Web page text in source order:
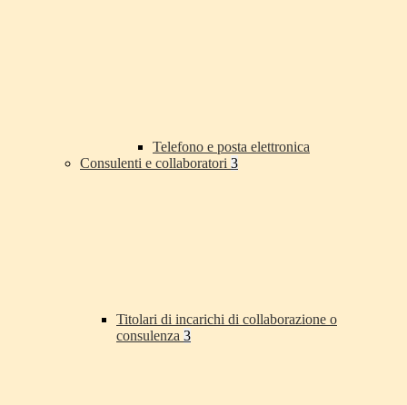
Telefono e posta elettronica
Consulenti e collaboratori 3
Titolari di incarichi di collaborazione o
consulenza 3